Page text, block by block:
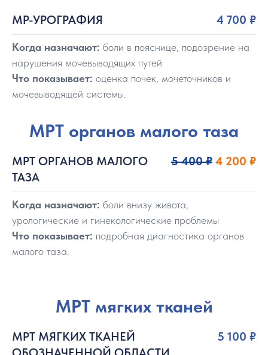
МР-УРОГРАФИЯ 4 700 ₽
Когда назначают: боли в пояснице, подозрение на
нарушения мочевыводящих путей
Что показывает: оценка почек, мочеточников и
мочевыводящей системы.
МРТ органов малого таза
МРТ ОРГАНОВ МАЛОГО
ТАЗА
5 400 ₽ 4 200 ₽
Когда назначают: боли внизу живота,
урологические и гинекологические проблемы
Что показывает: подробная диагностика органов
малого таза.
МРТ мягких тканей
МРТ МЯГКИХ ТКАНЕЙ
5 100 ₽